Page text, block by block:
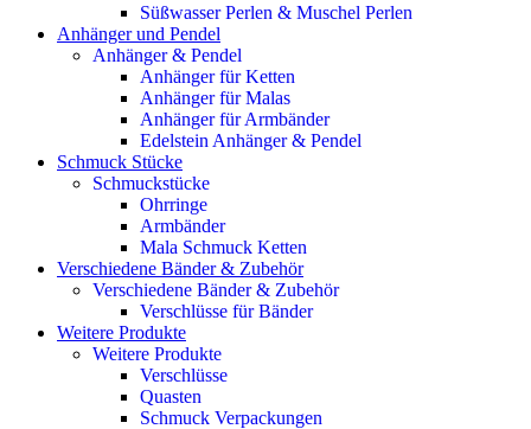
Süßwasser Perlen & Muschel Perlen
Anhänger und Pendel
Anhänger & Pendel
Anhänger für Ketten
Anhänger für Malas
Anhänger für Armbänder
Edelstein Anhänger & Pendel
Schmuck Stücke
Schmuckstücke
Ohrringe
Armbänder
Mala Schmuck Ketten
Verschiedene Bänder & Zubehör
Verschiedene Bänder & Zubehör
Verschlüsse für Bänder
Weitere Produkte
Weitere Produkte
Verschlüsse
Quasten
Schmuck Verpackungen